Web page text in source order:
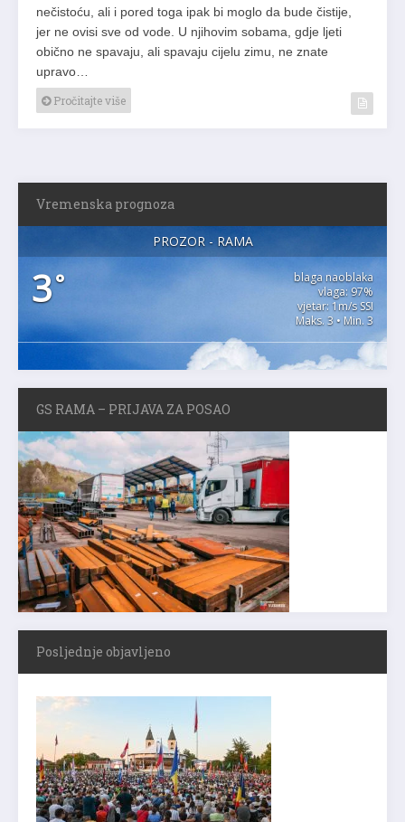
nečistoću, ali i pored toga ipak bi moglo da bude čistije,
jer ne ovisi sve od vode. U njihovim sobama, gdje ljeti
obično ne spavaju, ali spavaju cijelu zimu, ne znate
upravo…
Pročitajte više
Vremenska prognoza
PROZOR - RAMA
3°
blaga naoblaka
vlaga: 97%
vjetar: 1m/s SSI
Maks. 3 • Min. 3
GS RAMA – PRIJAVA ZA POSAO
Posljednje objavljeno